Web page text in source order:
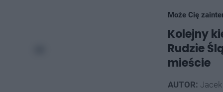
Może Cię
Kolejny
Rudzie
mieście
AUTOR: